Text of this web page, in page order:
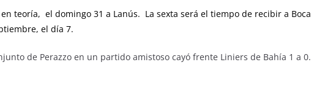
teoría, el domingo 31 a Lanús. La sexta será el tiempo de recibir a Boca
el día 7.
de Perazzo en un partido amistoso cayó frente Liniers de Bahía 1 a 0.